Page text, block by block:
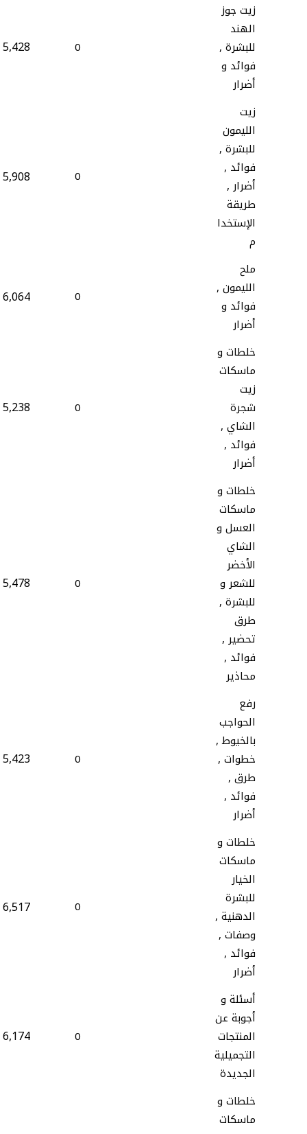
زيت جوز
الهند
للبشرة ,
فوائد و
أضرار
0
5,428
زيت
الليمون
للبشرة ,
فوائد ,
أضرار ,
طريقة
الإستخدا
م
0
5,908
ملح
الليمون ,
فوائد و
أضرار
0
6,064
خلطات و
ماسكات
زيت
شجرة
الشاي ,
فوائد ,
أضرار
0
5,238
خلطات و
ماسكات
العسل و
الشاي
الأخضر
للشعر و
للبشرة ,
طرق
تحضير ,
فوائد ,
محاذير
0
5,478
رفع
الحواجب
بالخيوط ,
خطوات ,
طرق ,
فوائد ,
أضرار
0
5,423
خلطات و
ماسكات
الخيار
للبشرة
الدهنية ,
وصفات ,
فوائد ,
أضرار
0
6,517
أسئلة و
أجوبة عن
المنتجات
التجميلية
الجديدة
0
6,174
خلطات و
ماسكات